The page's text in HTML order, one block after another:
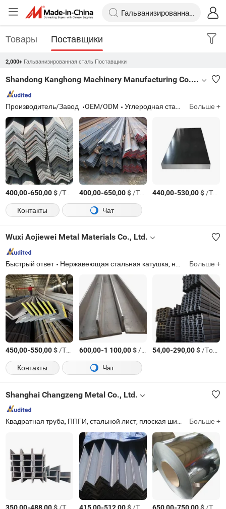
Товары Поставщики
2,000+ Гальванизированная сталь Поставщики
Shandong Kanghong Machinery Manufacturing Co., Ltd
Производитель/Завод OEM/ODM Углеродная стальная катушка, углеродный стальной лист, оцинкованная стальная катушка, стальной лист, нержавеющая стальная катушка Больше +
400,00-650,00$/Тонн. 400,00-650,00$/Тонн. 440,00-530,00$/Тонн.
Контакты
Чат
Wuxi Aojiewei Metal Materials Co., Ltd.
Быстрый ответ Нержавеющая стальная катушка, нержавеющий стальной лист, нержавеющая стальная труба, алюминиевый лист, алюминиевая катушка, алюминиевый пруток/стержень/труба, оцинкованный стальной лист, оцинкованная квадратная труба, ППГИ катушка, стальной канал, уголок, балка H/L/T/C/I Больше +
450,00-550,00$/Тонн. 600,00-1 100,00$/Тонн. 54,00-290,00$/Тонн.
Контакты
Чат
Shanghai Changzeng Metal Co., Ltd.
Квадратная труба, ППГИ, стальной лист, плоская шина, нержавеющая сталь, стальной канал, двутавр, уголок, круглая труба Больше +